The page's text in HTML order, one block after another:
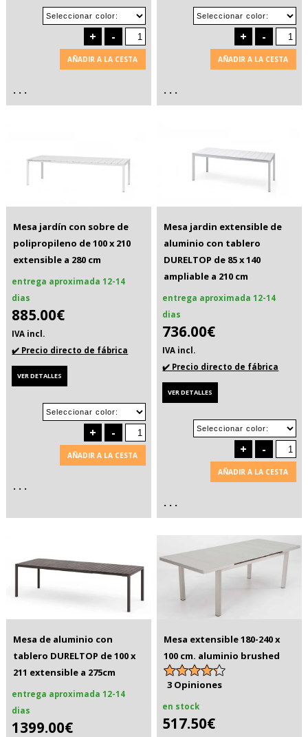
+ -
AÑADIR A LA CESTA
. . .
+ -
AÑADIR A LA CESTA
. . .
Mesa jardín con sobre de
polipropileno de 100 x 210
extensible a 280 cm
entrega aproximada 12-14
dias
885.00€
IVA incl.
✔️ Precio directo de fábrica
VER DETALLES
+ -
AÑADIR A LA CESTA
. . .
Mesa jardin extensible de
aluminio con tablero
DURELTOP de 85 x 140
ampliable a 210 cm
entrega aproximada 12-14
dias
736.00€
IVA incl.
✔️ Precio directo de fábrica
VER DETALLES
+ -
AÑADIR A LA CESTA
. . .
Mesa de aluminio con
tablero DURELTOP de 100 x
211 extensible a 275cm
entrega aproximada 12-14
dias
1399.00€
Mesa extensible 180-240 x
100 cm. aluminio brushed
3 Opiniones
en stock
517.50€